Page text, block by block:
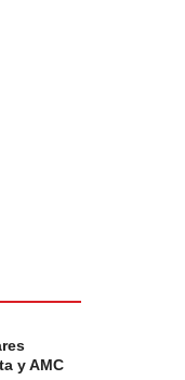
y AMC